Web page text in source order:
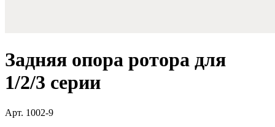
Задняя опора ротора для
1/2/3 серии
Арт. 1002-9